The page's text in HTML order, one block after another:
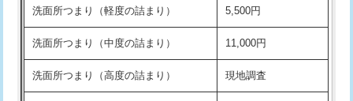
モルタル補修（厚さ10㎝超え） 38,500円
洗面台設置 38,500円
バスタブ設置 現場見積
持込商品取付（混合水栓） 16,500円
持込商品取付（浄水器・分岐水栓） 16,500円
給水管工事※（ホール加工) 16,500円
洗面所つまり（軽度の詰まり） 5,500円
洗面所つまり（中度の詰まり） 11,000円
洗面所つまり（高度の詰まり） 現地調査